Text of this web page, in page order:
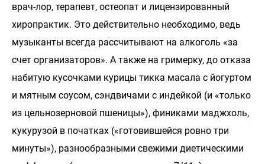
врач-лор, терапевт, остеопат и лицензированный
хиропрактик. Это действительно необходимо, ведь
музыканты всегда рассчитывают на алкоголь «за
счет организаторов». А также на гримерку, до отказа
набитую кусочками курицы тикка масала с йогуртом
и мятным соусом, сэндвичами с индейкой (и «только
из цельнозерновой пшеницы»), финиками маджхоль,
кукурузой в початках («готовившейся ровно три
минуты»), разнообразными свежими диетическими